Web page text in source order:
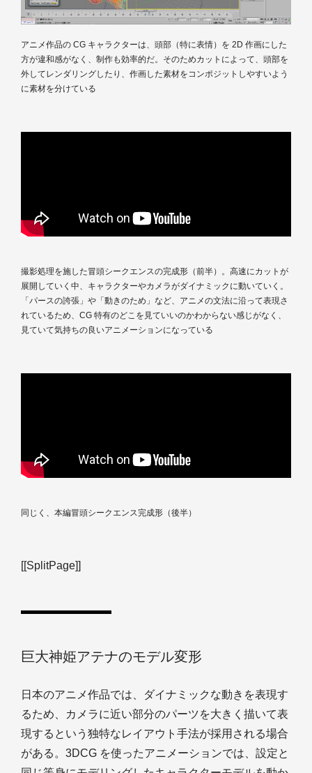
アニメ作品の CG キャラクターは、頭部（特に表情）を 2D 作画にした
方が違和感がなく、制作も効率的だ。そのためカットによって、頭部を
外してレンダリングしたり、作画した素材をコンポジットしやすいよう
に素材を分けている
撮影処理を施した冒頭シークエンスの完成形（前半）。高速にカットが
展開していく中、キャラクターやカメラがダイナミックに動いていく。
「パースの誇張」や「動きのため」など、アニメの文法に沿って表現さ
れているため、CG 特有のどこを見ていいのかわからない感じがなく、
見ていて気持ちの良いアニメーションになっている
同じく、本編冒頭シークエンス完成形（後半）
[[SplitPage]]
巨大神姫アテナのモデル変形
日本のアニメ作品では、ダイナミックな動きを表現す
るため、カメラに近い部分のパーツを大きく描いて表
現するという独特なレイアウト手法が採用される場合
がある。3DCG を使ったアニメーションでは、設定と